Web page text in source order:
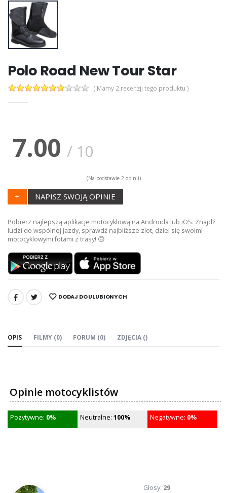
Polo Road New Tour Star
( Mamy 2 recenzji tego produktu )
7.00 / 10
(Na podstawie 2 opinii)
+ NAPISZ SWOJĄ OPINIE
Pobierz najlepszą aplikacje motocyklową na Androida lub iOS. Znajdź
ludzi do wspólnej jazdy, sprawdź najbliższe zlot, dziel się swoimi
motocyklowymi fotami z trasy! 🙃
UDOSTĘPNIJ: DODAJ DO ULUBIONYCH
OPIS FILMY (0) FORUM (0) ZDJĘCIA ()
Opinie motocyklistów
Pozytywne: 0% Neutralne: 100% Negatywne: 0%
Głosy: 29